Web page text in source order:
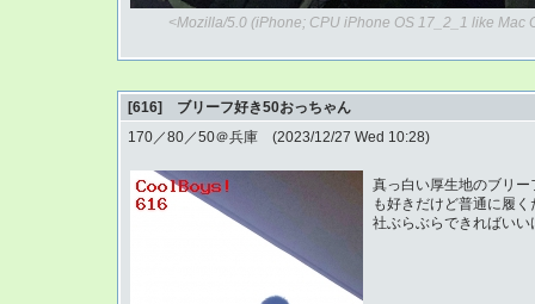
<Mozilla/5.0 (iPhone; CPU iPhone OS 17_2_1 like
[616] ブリーフ好き50おっちゃん
170／80／50＠兵庫 (2023/12/27 Wed 10:28)
真っ白い厚生地のブリ
も好きだけど普通に履
社ぶらぶらできればいい